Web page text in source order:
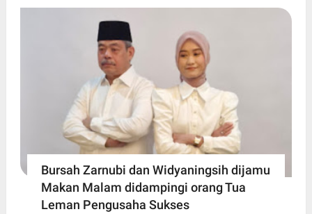
Bursah Zarnubi dan Widyaningsih dijamu
Makan Malam didampingi orang Tua
Leman Pengusaha Sukses